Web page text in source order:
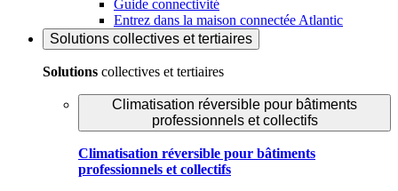
Guide connectivité
Entrez dans la maison connectée Atlantic
Solutions collectives et tertiaires
Solutions collectives et tertiaires
Climatisation réversible pour bâtiments
professionnels et collectifs
Climatisation réversible pour bâtiments
professionnels et collectifs